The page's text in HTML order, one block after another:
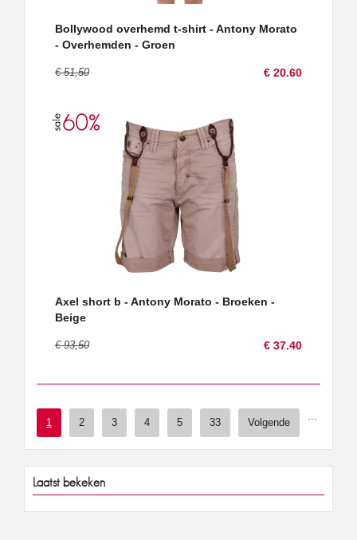
Bollywood overhemd t-shirt - Antony Morato
- Overhemden - Groen
€ 51,50 € 20.60
Axel short b - Antony Morato - Broeken -
Beige
€ 93,50 € 37.40
1 2 3 4 5 33 Volgende
Laatst bekeken